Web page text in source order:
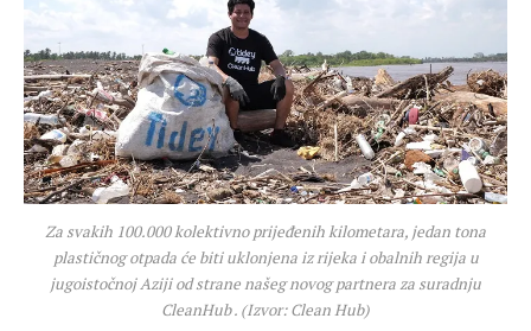
Za svakih 100.000 kolektivno prijeđenih kilometara, jedan tona
plastičnog otpada će biti uklonjena iz rijeka i obalnih regija u
jugoistočnoj Aziji od strane našeg novog partnera za suradnju
CleanHub . (Izvor: Clean Hub)